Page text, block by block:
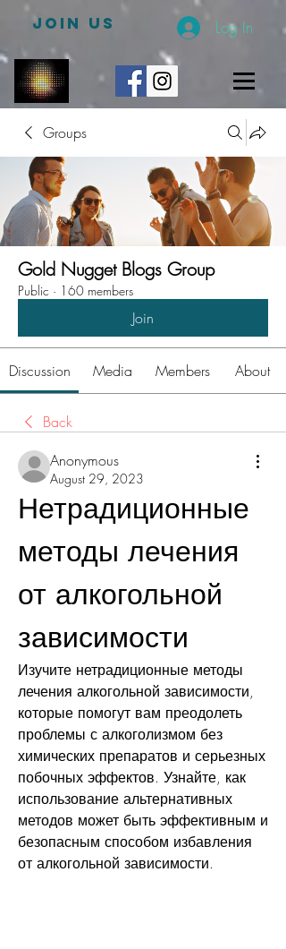
JOIN US Log In
Groups
Gold Nugget Blogs Group
Public · 160 members
Join
Discussion Media Members About
Back
Anonymous
August 29, 2023
Нетрадиционные
методы лечения
от алкогольной
зависимости
Изучите нетрадиционные методы
лечения алкогольной зависимости,
которые помогут вам преодолеть
проблемы с алкоголизмом без
химических препаратов и серьезных
побочных эффектов. Узнайте, как
использование альтернативных
методов может быть эффективным и
безопасным способом избавления
от алкогольной зависимости.